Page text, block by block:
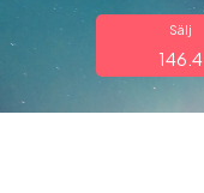
Om oss Sälj
146.4